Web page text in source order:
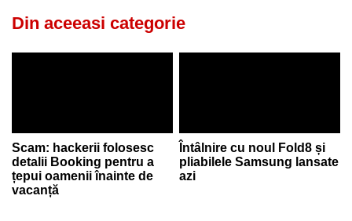
Din aceeasi categorie
Scam: hackerii folosesc
detalii Booking pentru a
țepui oamenii înainte de
vacanță
Întâlnire cu noul Fold8 și
pliabilele Samsung lansate
azi